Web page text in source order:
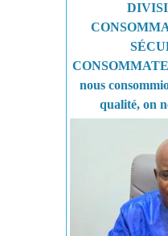
nous
qualité, on